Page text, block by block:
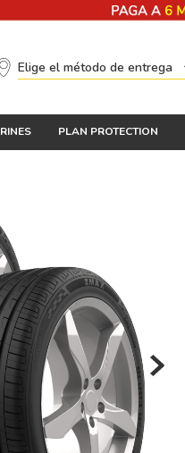
Elige el método de entrega
RINES PLAN PROTECTION